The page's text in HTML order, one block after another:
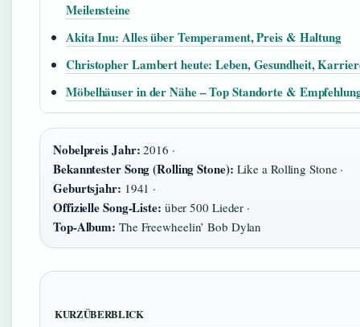
Meilensteine
Akita Inu: Alles über Temperament, Preis & Haltung
Christopher Lambert heute: Leben, Gesundheit,
Möbelhäuser in der Nähe – Top Standorte &
Nobelpreis Jahr: 2016 ·
Bekanntester Song (Rolling Stone): Like a Rolling Stone ·
Geburtsjahr: 1941 ·
Offizielle Song-Liste: über 500 Lieder ·
Top-Album: The Freewheelin’ Bob Dylan
KURZÜBERBLICK